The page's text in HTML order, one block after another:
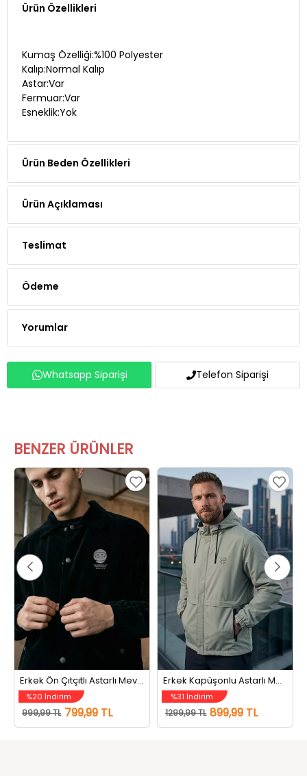
Ürün Özellikleri
Kumaş Özelliği:%100 Polyester
Kalıp:Normal Kalıp
Astar:Var
Fermuar:Var
Esneklik:Yok
Ürün Beden Özellikleri
Ürün Açıklaması
Teslimat
Ödeme
Yorumlar
Whatsapp Siparişi Telefon Siparişi
BENZER ÜRÜNLER
Erkek Ön Çıtçıtlı Astarlı Mevsimlik Mont Siyah
%20 İndirim
999,99 TL 799,99 TL
Erkek Kapüşonlu Astarlı Mevsimlik Mont Suyeşili
%31 İndirim
1299,99 TL 899,99 TL